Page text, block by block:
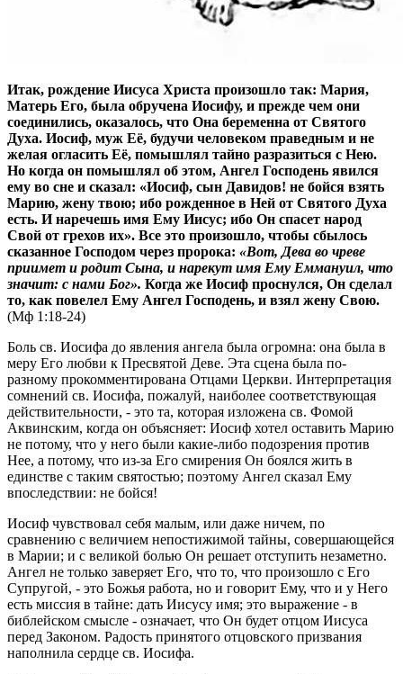
Итак, рождение Иисуса Христа произошло так: Мария,
Матерь Его, была обручена Иосифу, и прежде чем они
соединились, оказалось, что Она беременна от Святого
Духа. Иосиф, муж Её, будучи человеком праведным и не
желая огласить Её, помышлял тайно разразиться с Нею.
Но когда он помышлял об этом, Ангел Господень явился
ему во сне и сказал: «Иосиф, сын Давидов! не бойся взять
Марию, жену твою; ибо рожденное в Ней от Святого Духа
есть. И наречешь имя Ему Иисус; ибо Он спасет народ
Свой от грехов их». Все это произошло, чтобы сбылось
сказанное Господом через пророка: «Вот, Дева во чреве
приимет и родит Сына, и нарекут имя Ему Еммануил, что
значит: с нами Бог». Когда же Иосиф проснулся, Он сделал
то, как повелел Ему Ангел Господень, и взял жену Свою.
(Мф 1:18-24)
Боль св. Иосифа до явления ангела была огромна: она была в
меру Его любви к Пресвятой Деве. Эта сцена была по-
разному прокомментирована Отцами Церкви. Интерпретация
сомнений св. Иосифа, пожалуй, наиболее соответствующая
действительности, - это та, которая изложена св. Фомой
Аквинским, когда он объясняет: Иосиф хотел оставить Марию
не потому, что у него были какие-либо подозрения против
Нее, а потому, что из-за Его смирения Он боялся жить в
единстве с таким святостью; поэтому Ангел сказал Ему
впоследствии: не бойся!
Иосиф чувствовал себя малым, или даже ничем, по
сравнению с величием непостижимой тайны, совершающейся
в Марии; и с великой болью Он решает отступить незаметно.
Ангел не только заверяет Его, что то, что произошло с Его
Супругой, - это Божья работа, но и говорит Ему, что и у Него
есть миссия в тайне: дать Иисусу имя; это выражение - в
библейском смысле - означает, что Он будет отцом Иисуса
перед Законом. Радость принятого отцовского призвания
наполнила сердце св. Иосифа.